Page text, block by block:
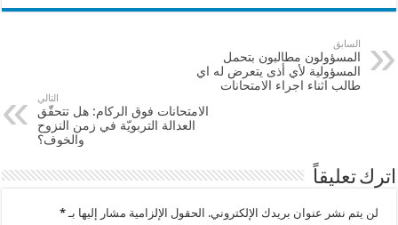
السابق
المسؤولون مطالبون بتحمل
المسؤولية لأي أذى يتعرض له اي
طالب اثناء اجراء الامتحانات
التالي
الامتحانات فوق الركام: هل تتحقّق
العدالة التربويّة في زمن النزوح
والخوف؟
اترك تعليقاً
لن يتم نشر عنوان بريدك الإلكتروني. الحقول الإلزامية مشار إليها بـ*